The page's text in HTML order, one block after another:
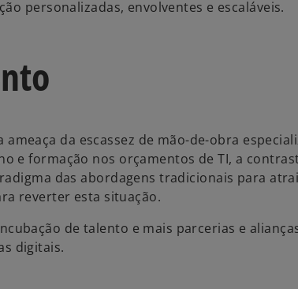
personalizadas, envolventes e escaláveis.
da escassez de mão-de-obra
e formação nos orçamentos de TI, a
das abordagens tradicionais para
reverter esta situação.
de talento e mais parcerias e
digitais.